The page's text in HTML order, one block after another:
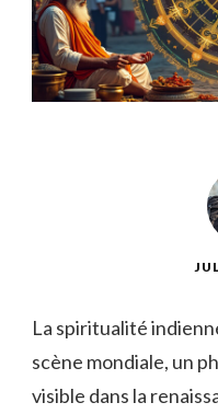
La spiritualité
scène mondiale, un
visible dans la